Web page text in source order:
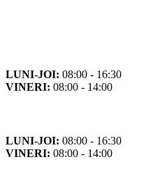
LUNI-JOI: 08:00 - 16:30
VINERI: 08:00 - 14:00
LUNI-JOI: 08:00 - 16:30
VINERI: 08:00 - 14:00